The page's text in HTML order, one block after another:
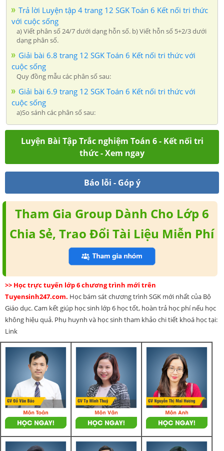
Trả lời Luyện tập 4 trang 12 SGK Toán 6 Kết nối tri thức
với cuộc sống
a) Viết phân số 24/7 dưới dạng hỗn số. b) Viết hỗn số 5+2/3 dưới
dạng phân số.
Giải bài 6.8 trang 12 SGK Toán 6 Kết nối tri thức với
cuộc sống
Quy đồng mẫu các phân số sau:
Giải bài 6.9 trang 12 SGK Toán 6 Kết nối tri thức với
cuộc sống
a)So sánh các phân số sau:
Luyện Bài Tập Trắc nghiệm Toán 6 - Kết nối tri
thức - Xem ngay
Báo lỗi - Góp ý
Tham Gia Group Dành Cho Lớp 6
Chia Sẻ, Trao Đổi Tài Liệu Miễn Phí
>> Học trực tuyến lớp 6 chương trình mới trên
Tuyensinh247.com. Học bám sát chương trình SGK mới nhất của Bộ
Giáo dục. Cam kết giúp học sinh lớp 6 học tốt, hoàn trả học phí nếu học
không hiệu quả. Phụ huynh và học sinh tham khảo chi tiết khoá học tại:
Link